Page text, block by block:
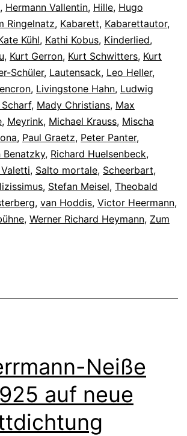
, Hermann Vallentin, Hille, Hugo
Ringelnatz, Kabarett, Kabarettautor,
Kühl, Kathi Kobus, Kinderlied,
, Kurt Gerron, Kurt Schwitters, Kurt
Schüler, Lautensack, Leo Heller,
, Livingstone Hahn, Ludwig
, Mady Christians, Max
, Meyrink, Michael Krauss, Mischa
, Paul Graetz, Peter Panter,
Benatzky, Richard Huelsenbeck,
, Salto mortale, Scheerbart,
, Stefan Meisel, Theobald
, van Hoddis, Victor Heermann,
, Werner Richard Heymann, Zum
Neiße
auf neue